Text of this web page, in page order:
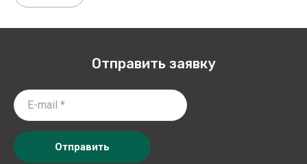
Отправить заявку
Отправить